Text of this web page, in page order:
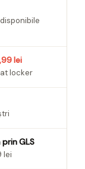
lei
locker
GLS
lei